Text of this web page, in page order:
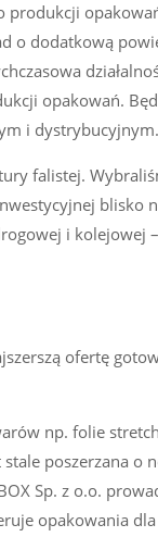
o dodatkową
opakowań.
i dystrybucyjnym.
falistej.
blisko
i kolejowej
ofertę
np. folie
poszerzana o
Sp. z o.o.
opakowania